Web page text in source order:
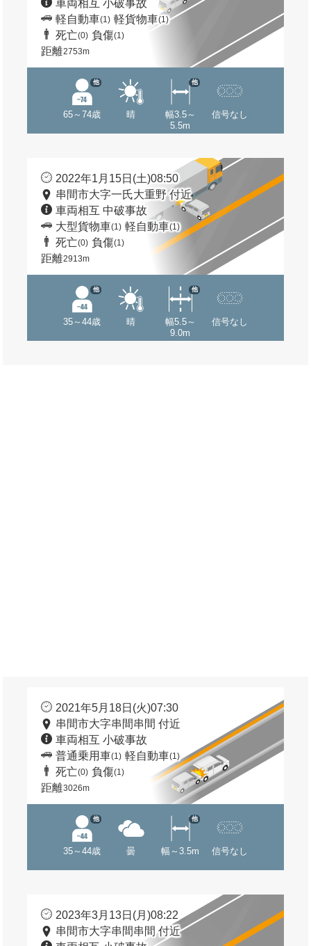
車両相互 小破事故
軽自動車(1) 軽貨物車(1)
死亡(0) 負傷(1)
距離2753m
65～74歳
他
晴
幅3.5～
5.5m
他
信号なし
2022年1月15日(土)08:50
串間市大字一氏大重野 付近
車両相互 中破事故
大型貨物車(1) 軽自動車(1)
死亡(0) 負傷(1)
距離2913m
35～44歳
他
晴
幅5.5～
9.0m
他
信号なし
2021年5月18日(火)07:30
串間市大字串間串間 付近
車両相互 小破事故
普通乗用車(1) 軽自動車(1)
死亡(0) 負傷(1)
距離3026m
35～44歳
他
曇 幅～3.5m
他
信号なし
2023年3月13日(月)08:22
串間市大字串間串間 付近